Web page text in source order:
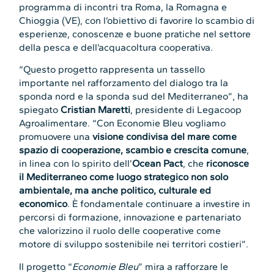
programma di incontri tra Roma, la Romagna e
Chioggia (VE), con l’obiettivo di favorire lo scambio di
esperienze, conoscenze e buone pratiche nel settore
della pesca e dell’acquacoltura cooperativa.
“Questo progetto rappresenta un tassello
importante nel rafforzamento del dialogo tra la
sponda nord e la sponda sud del Mediterraneo”, ha
spiegatoCristian Maretti, presidente di Legacoop
Agroalimentare. “Con Economie Bleu vogliamo
promuovere unavisione condivisa del mare come
spazio di cooperazione, scambio e crescita comune,
in linea con lo spirito dell’Ocean Pact, che riconosce
il Mediterraneo come luogo strategico non solo
ambientale, ma anche politico, culturale ed
economico. È fondamentale continuare a investire in
percorsi di formazione, innovazione e partenariato
che valorizzino il ruolo delle cooperative come
motore di sviluppo sostenibile nei territori costieri”.
Il progetto “Economie Bleu” mira a rafforzare le